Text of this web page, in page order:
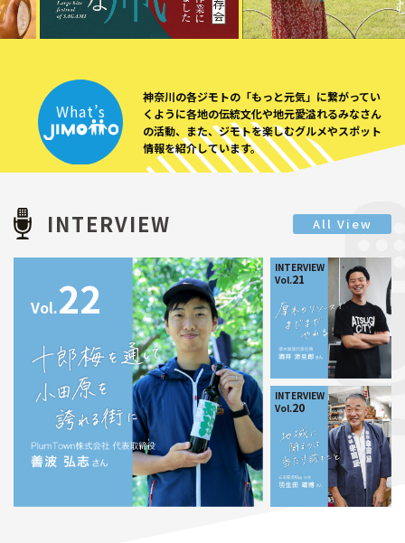
What’s
神奈川の各ジモトの「もっと元気」に繋がってい
くように各地の伝統文化や地元愛溢れるみなさん
の活動、 また、ジモトを楽しむグルメやスポット
情報を紹介しています。
INTERVIEW All View
Vol.22
INTERVIEW
Vol.21
INTERVIEW
Vol.20